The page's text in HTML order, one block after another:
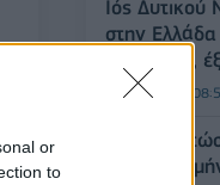
or
to
Ιός
στην
εβδομάδα,
06/08/2026 -
Disney:
του